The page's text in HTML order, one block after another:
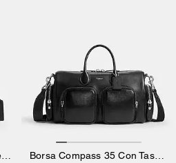
Borsa Compass 35 Con Tasche